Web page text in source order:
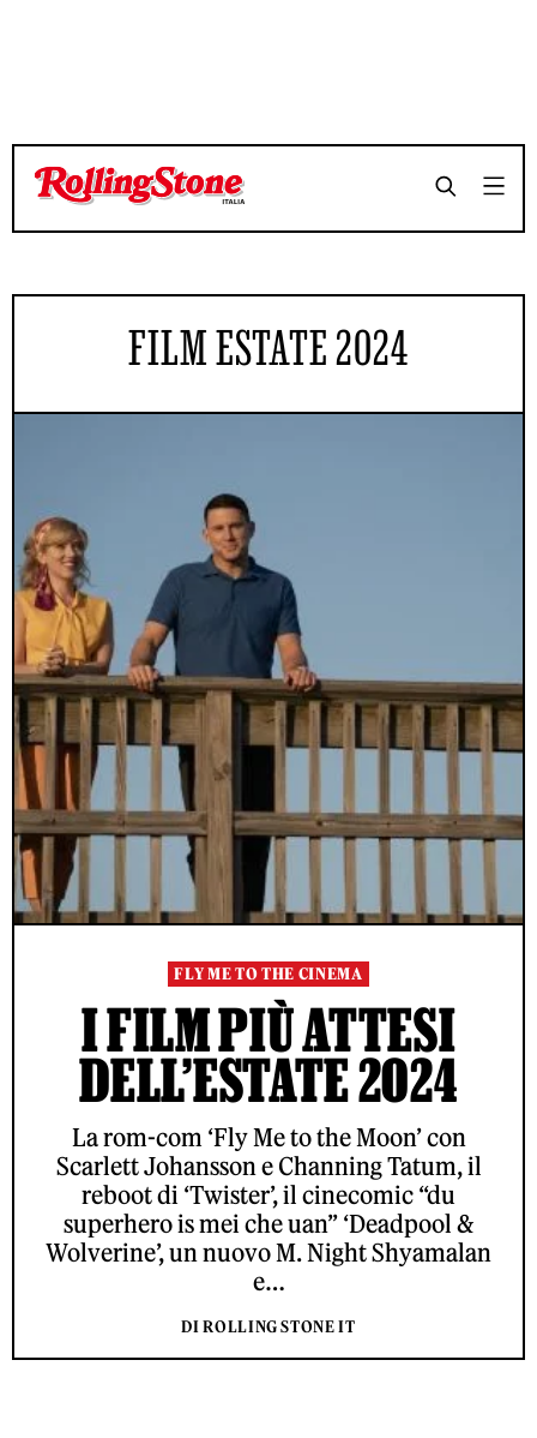
FILM ESTATE 2024
FLY ME TO THE CINEMA
I FILM PIÙ ATTESI
DELL’ESTATE 2024
La rom-com ‘Fly Me to the Moon’ con
Scarlett Johansson e Channing Tatum, il
reboot di ‘Twister’, il cinecomic “du
superhero is mei che uan” ‘Deadpool &
Wolverine’, un nuovo M. Night Shyamalan
e…
DI ROLLING STONE IT